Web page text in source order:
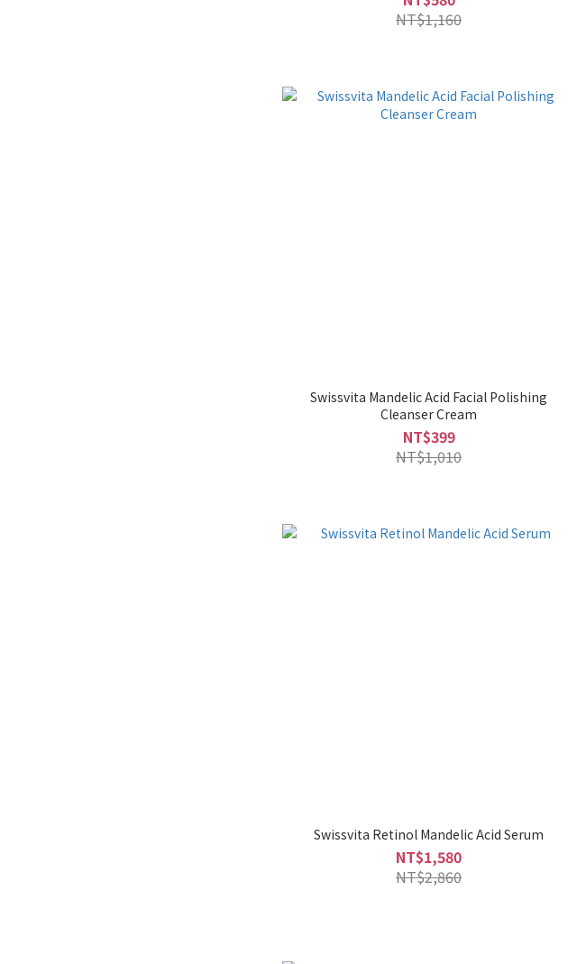
NT$1,160
Swissvita Mandelic Acid Facial Polishing
Cleanser Cream
NT$399
NT$1,010
Swissvita Retinol Mandelic Acid Serum
NT$1,580
NT$2,860